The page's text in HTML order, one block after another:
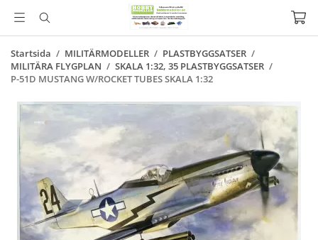
Startsida / MILITÄRMODELLER / PLASTBYGGSATSER /
MILITÄRA FLYGPLAN / SKALA 1:32, 35 PLASTBYGGSATSER /
P-51D MUSTANG W/ROCKET TUBES SKALA 1:32